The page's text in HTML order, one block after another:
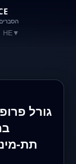
HE▼
גורל
תת-